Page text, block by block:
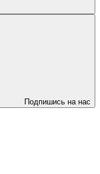
Подпишись на нас